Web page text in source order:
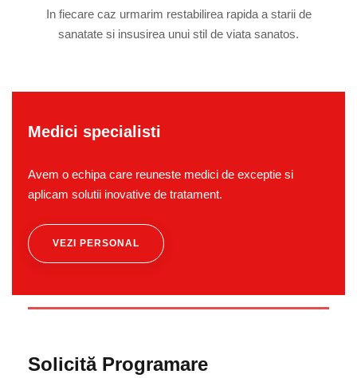
In fiecare caz urmarim restabilirea rapida a starii de
sanatate si insusirea unui stil de viata sanatos.
Medici specialisti
Avem o echipa care reuneste medici de exceptie si
aplicam solutii inovative de tratament.
VEZI PERSONAL
Solicită Programare